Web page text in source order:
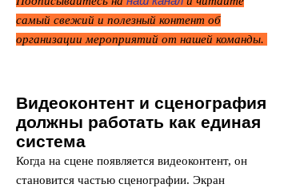
самый свежий и полезный контент об
организации мероприятий от нашей команды.
Видеоконтент и сценография
должны работать как единая
система
Когда на сцене появляется видеоконтент, он
становится частью сценографии. Экран